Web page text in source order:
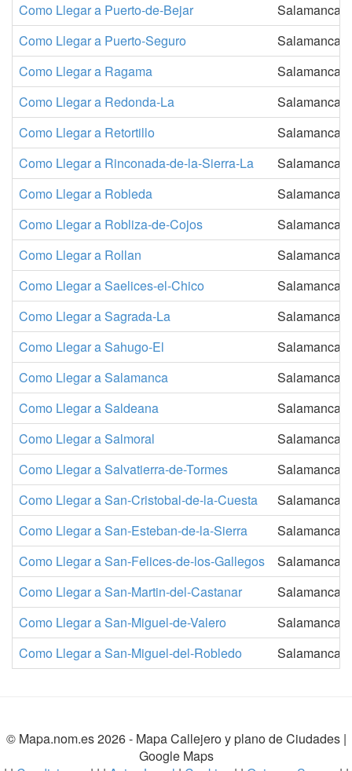
Como Llegar a Puerto-de-Bejar
Salamanca
Como Llegar a Puerto-Seguro
Salamanca
Como Llegar a Ragama
Salamanca
Como Llegar a Redonda-La
Salamanca
Como Llegar a Retortillo
Salamanca
Como Llegar a Rinconada-de-la-Sierra-La
Salamanca
Como Llegar a Robleda
Salamanca
Como Llegar a Robliza-de-Cojos
Salamanca
Como Llegar a Rollan
Salamanca
Como Llegar a Saelices-el-Chico
Salamanca
Como Llegar a Sagrada-La
Salamanca
Como Llegar a Sahugo-El
Salamanca
Como Llegar a Salamanca
Salamanca
Como Llegar a Saldeana
Salamanca
Como Llegar a Salmoral
Salamanca
Como Llegar a Salvatierra-de-Tormes
Salamanca
Como Llegar a San-Cristobal-de-la-Cuesta
Salamanca
Como Llegar a San-Esteban-de-la-Sierra
Salamanca
Como Llegar a San-Felices-de-los-Gallegos
Salamanca
Como Llegar a San-Martin-del-Castanar
Salamanca
Como Llegar a San-Miguel-de-Valero
Salamanca
Como Llegar a San-Miguel-del-Robledo
Salamanca
© Mapa.nom.es 2026 - Mapa Callejero y plano de Ciudades|
Google Maps